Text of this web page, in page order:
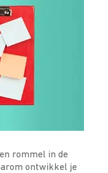
rommel in de
ontwikkel je